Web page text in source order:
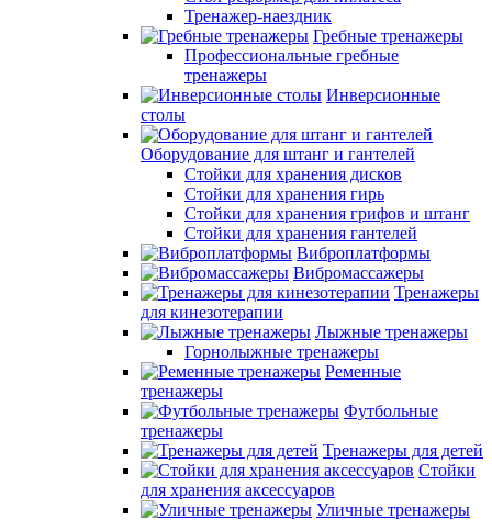
Тренажер-наездник
Гребные тренажеры
Профессиональные гребные
тренажеры
Инверсионные
столы
Оборудование для штанг и гантелей
Стойки для хранения дисков
Стойки для хранения гирь
Стойки для хранения грифов и штанг
Стойки для хранения гантелей
Виброплатформы
Вибромассажеры
Тренажеры
для кинезотерапии
Лыжные тренажеры
Горнолыжные тренажеры
Ременные
тренажеры
Футбольные
тренажеры
Тренажеры для детей
Стойки
для хранения аксессуаров
Уличные тренажеры